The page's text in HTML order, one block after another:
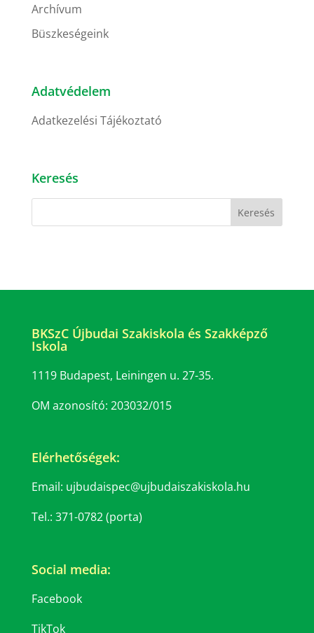
Archívum
Büszkeségeink
Adatvédelem
Adatkezelési Tájékoztató
Keresés
BKSzC Újbudai Szakiskola és Szakképző
Iskola
1119 Budapest, Leiningen u. 27-35.
OM azonosító: 203032/015
Elérhetőségek:
Email: ujbudaispec@ujbudaiszakiskola.hu
Tel.: 371-0782 (porta)
Social media:
Facebook
TikTok